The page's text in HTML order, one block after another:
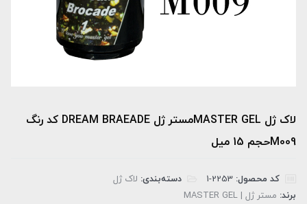
لاک ژل MASTER GELمستر ژل DREAM BRAEADE کد رنگ
M009حجم 15 میل
کد محصول: دسته‌بندی: لاک ژل
برند: مستر ژل | MASTER GEL